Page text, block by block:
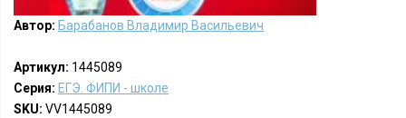
Автор: Барабанов Владимир Васильевич
Артикул: 1445089
Серия: ЕГЭ. ФИПИ - школе
SKU: VV1445089